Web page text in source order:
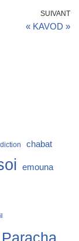
SUIVANT
« KAVOD »
chabat
emouna
Paracha